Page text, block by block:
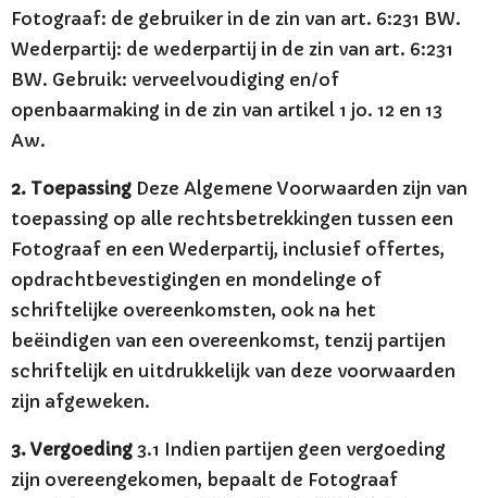
Fotograaf: de gebruiker in de zin van art. 6:231 BW.
Wederpartij: de wederpartij in de zin van art. 6:231
BW. Gebruik: verveelvoudiging en/of
openbaarmaking in de zin van artikel 1 jo. 12 en 13
Aw.
2. Toepassing Deze Algemene Voorwaarden zijn van
toepassing op alle rechtsbetrekkingen tussen een
Fotograaf en een Wederpartij, inclusief offertes,
opdrachtbevestigingen en mondelinge of
schriftelijke overeenkomsten, ook na het
beëindigen van een overeenkomst, tenzij partijen
schriftelijk en uitdrukkelijk van deze voorwaarden
zijn afgeweken.
3. Vergoeding 3.1 Indien partijen geen vergoeding
zijn overeengekomen, bepaalt de Fotograaf